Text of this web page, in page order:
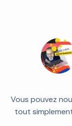
Vous pouvez
tout